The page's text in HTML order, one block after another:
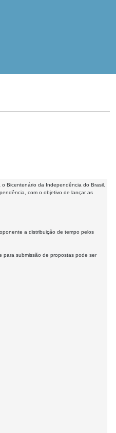
Bicentenário da Independência do Brasil.
com o objetivo de lançar as
a distribuição de tempo pelos
para submissão de propostas pode ser